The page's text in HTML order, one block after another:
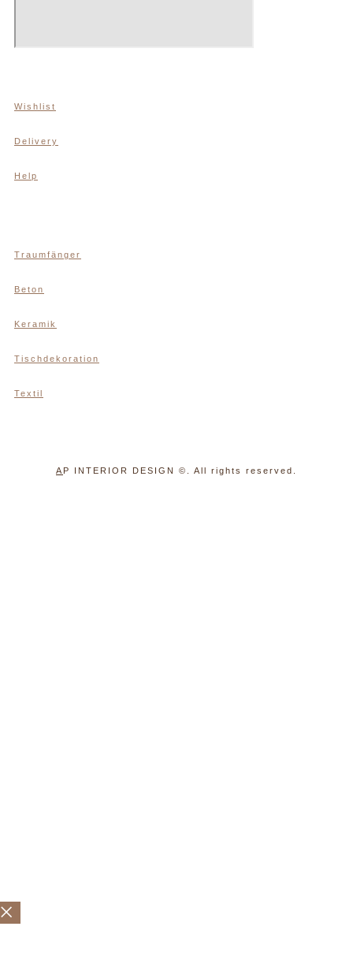
Wishlist
Delivery
Help
Traumfänger
Beton
Keramik
Tischdekoration
Textil
A P INTERIOR DESIGN ©. All rights reserved.